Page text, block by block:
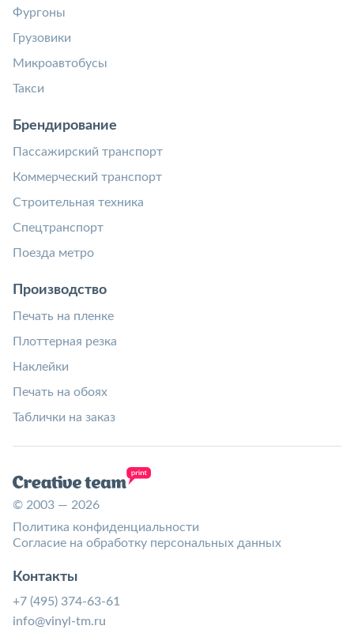
Фургоны
Грузовики
Микроавтобусы
Такси
Брендирование
Пассажирский транспорт
Коммерческий транспорт
Строительная техника
Спецтранспорт
Поезда метро
Производство
Печать на пленке
Плоттерная резка
Наклейки
Печать на обоях
Таблички на заказ
© 2003 — 2026
Политика конфиденциальности
Согласие на обработку персональных данных
Контакты
+7 (495) 374-63-61
info@vinyl-tm.ru